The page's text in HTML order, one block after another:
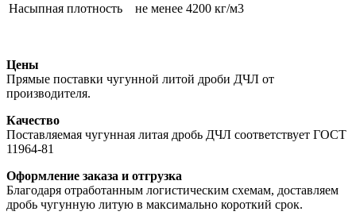
Насыпная плотность
не менее 4200 кг/м3
Цены
Прямые поставки чугунной литой дроби ДЧЛ от
производителя.
Качество
Поставляемая чугунная литая дробь ДЧЛ соответствует ГОСТ
11964-81
Оформление заказа и отгрузка
Благодаря отработанным логистическим схемам, доставляем
дробь чугунную литую в максимально короткий срок.